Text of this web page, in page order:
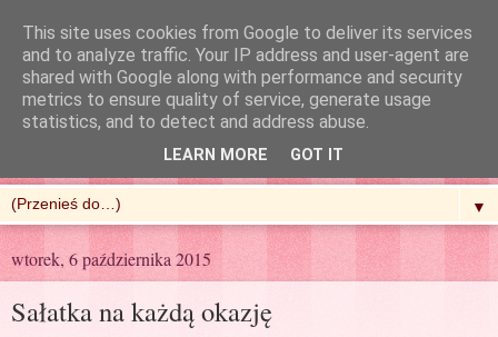
R'n'G Kitchen
▼
wtorek, 6 października 2015
Sałatka na każdą okazję
This site uses cookies from Google to deliver its services
and to analyze traffic. Your IP address and user-agent are
shared with Google along with performance and security
metrics to ensure quality of service, generate usage
statistics, and to detect and address abuse.
LEARN MORE GOT IT